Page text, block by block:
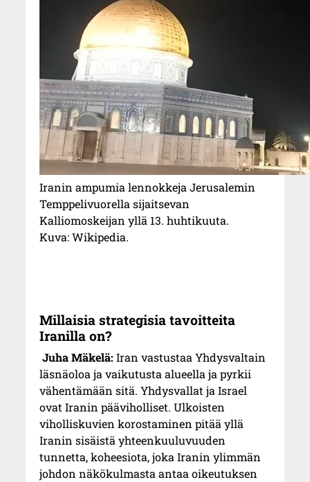
Iranin ampumia lennokkeja Jerusalemin
Temppelivuorella sijaitsevan
Kalliomoskeijan yllä 13. huhtikuuta.
Kuva: Wikipedia.
Millaisia strategisia tavoitteita
Iranilla on?
Juha Mäkelä:Iran vastustaa Yhdysvaltain
läsnäoloa ja vaikutusta alueella ja pyrkii
vähentämään sitä. Yhdysvallat ja Israel
ovat Iranin pääviholliset. Ulkoisten
viholliskuvien korostaminen pitää yllä
Iranin sisäistä yhteenkuuluvuuden
tunnetta, koheesiota, joka Iranin ylimmän
johdon näkökulmasta antaa oikeutuksen